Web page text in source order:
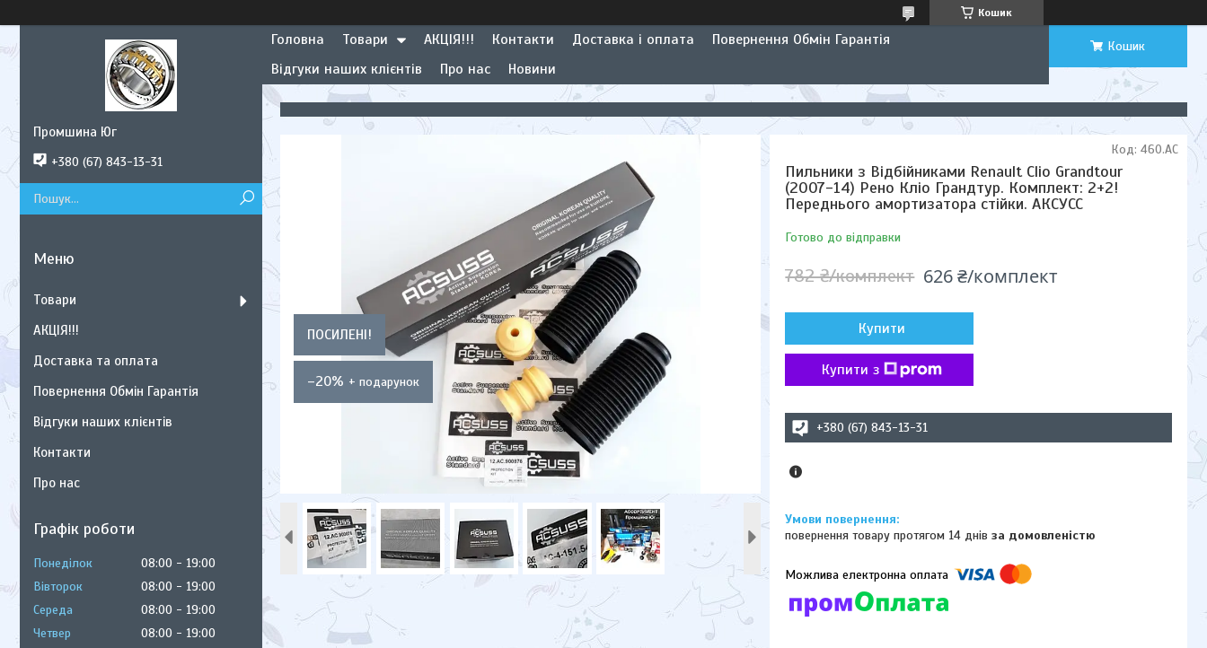
Кошик
Головна Товари АКЦІЯ!!! Контакти Доставка і оплата
Повернення Обмін Гарантія
Відгуки наших клієнтів
Про нас Новини
Кошик
ПОСИЛЕНІ!
–20%
Пильники з Відбійниками Renault Clio Grandtour
(2007-14) Рено Кліо Грандтур. Комплект: 2+2!
Переднього амортизатора стійки. АКСУСС
Готово до відправки
Код: 460.AC
782 ₴/комплект 626 ₴/комплект
Купити
Купити з
+380 (67) 843-13-31
повернення товару протягом 14 днівза домовленістю
Промшина Юг
+380 (67) 843-13-31
Товари
АКЦІЯ!!!
Доставка та оплата
Повернення Обмін Гарантія
Відгуки наших клієнтів
Контакти
Про нас
Графік роботи
Понеділок 08:00
19:00
Вівторок
08:00
19:00
Середа
08:00
19:00
Четвер
08:00
19:00